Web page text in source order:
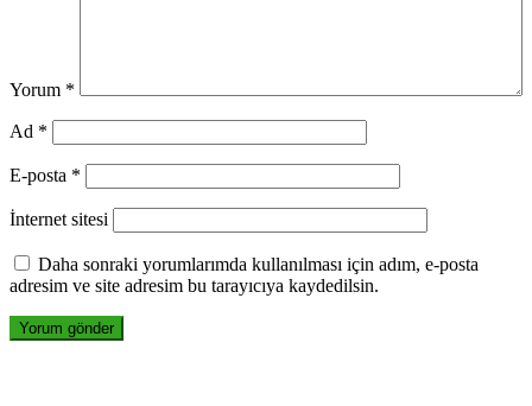
Yorum *
Ad *
E-posta *
İnternet sitesi
Daha sonraki yorumlarımda kullanılması için adım, e-posta
adresim ve site adresim bu tarayıcıya kaydedilsin.